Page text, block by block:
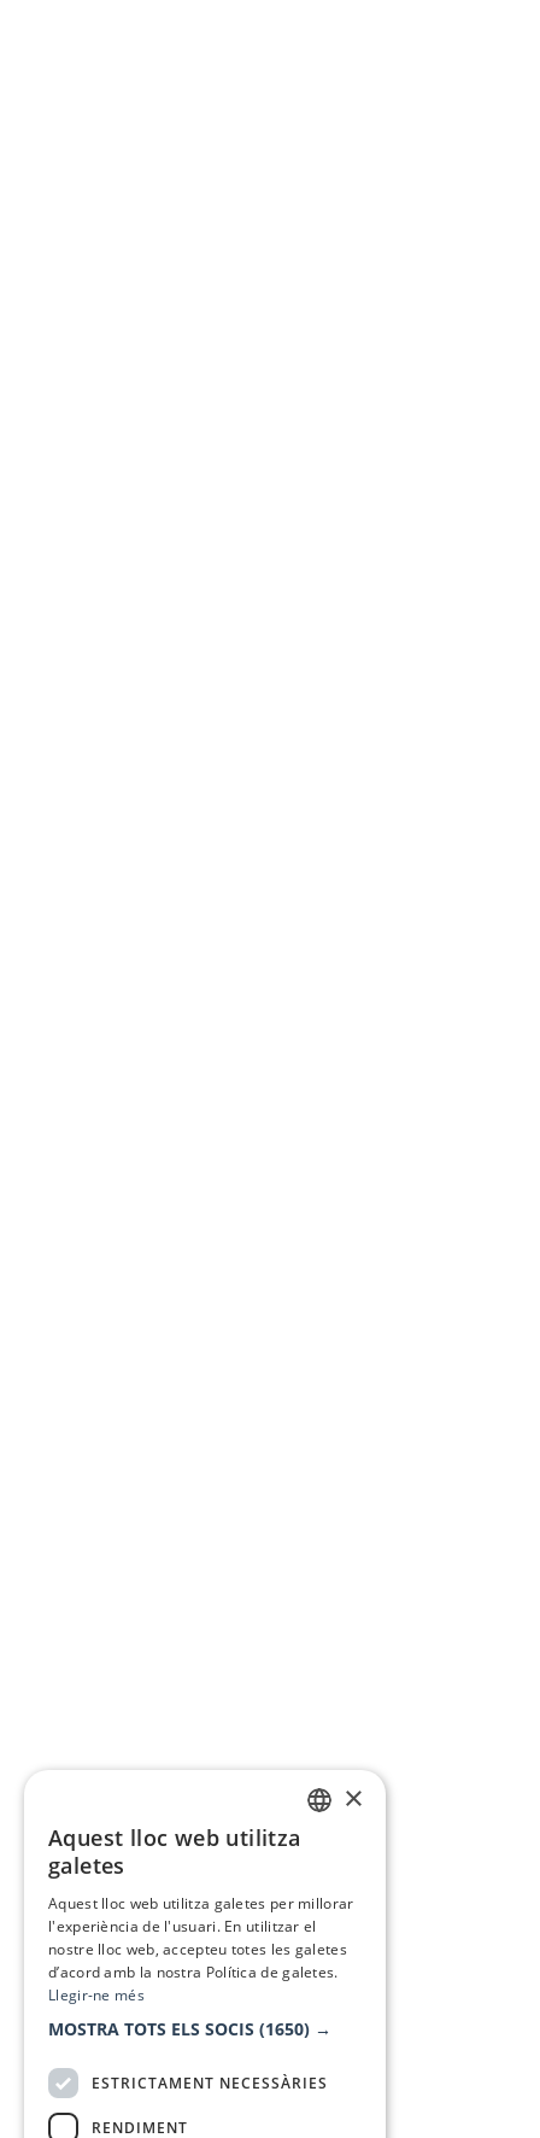
×
Aquest lloc web utilitza
galetes
Aquest lloc web utilitza galetes per millorar
l'experiència de l'usuari. En utilitzar el
nostre lloc web, accepteu totes les galetes
d’acord amb la nostra Política de galetes.
Llegir-ne més
MOSTRA TOTS ELS SOCIS (1650) →
ESTRICTAMENT NECESSÀRIES
RENDIMENT